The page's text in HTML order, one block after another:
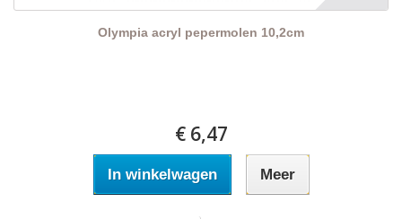
Olympia acryl pepermolen 10,2cm
€ 6,47
In winkelwagen Meer